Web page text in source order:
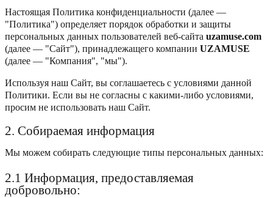
Настоящая Политика конфиденциальности (далее —
"Политика") определяет порядок обработки и защиты
персональных данных пользователей веб-сайта uzamuse.com
(далее — "Сайт"), принадлежащего компании UZAMUSE
(далее — "Компания", "мы").
Используя наш Сайт, вы соглашаетесь с условиями данной
Политики. Если вы не согласны с какими-либо условиями,
просим не использовать наш Сайт.
2. Собираемая информация
Мы можем собирать следующие типы персональных данных:
2.1 Информация, предоставляемая
добровольно: